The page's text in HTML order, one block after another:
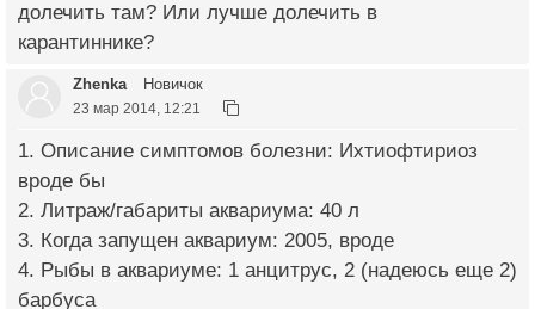
долечить там? Или лучше долечить в
карантиннике?
Zhenka Новичок
23 мар 2014, 12:21
1. Описание симптомов болезни: Ихтиофтириоз
вроде бы
2. Литраж/габариты аквариума: 40 л
3. Когда запущен аквариум: 2005, вроде
4. Рыбы в аквариуме: 1 анцитрус, 2 (надеюсь еще 2)
барбуса